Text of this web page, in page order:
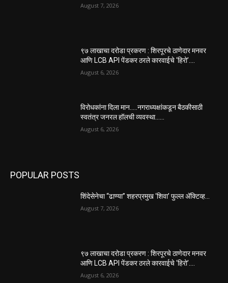
August 7, 2026
९७ लाखाचा दरोडा प्रकरण : शिरपूरचे ठाणेदार मनवर
आणि LCB API पेंडकर ठरले कारवाईचे ‘हिरो’….
August 6, 2026
विरोधकांना दिला मान…..नगराध्यक्षांकडून बैठकीसाठी
स्वतंत्र जनरल हॉलची व्यवस्था……
August 6, 2026
POPULAR POSTS
शिंदेसेनेचा “ढाण्या” शहरप्रमुख ‘शिवा’ फुल्ल ॲक्टिव्ह…
August 7, 2026
९७ लाखाचा दरोडा प्रकरण : शिरपूरचे ठाणेदार मनवर
आणि LCB API पेंडकर ठरले कारवाईचे ‘हिरो’….
August 6, 2026